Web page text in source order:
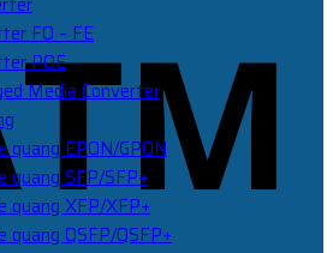
FO – FE
POE
Media Converter
quang EPON/GPON
quang SFP/SFP+
quang XFP/XFP+
quang QSFP/QSFP+